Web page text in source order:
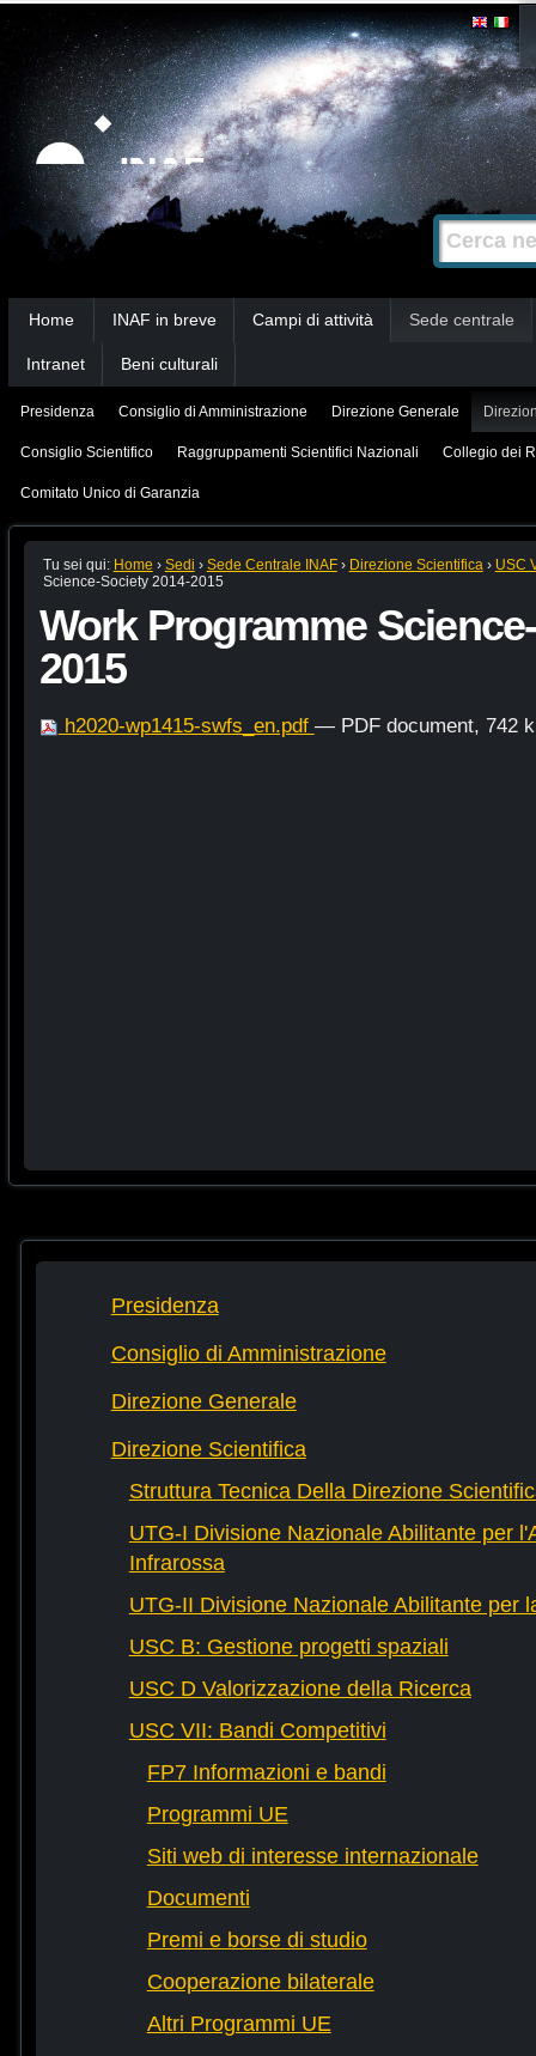
Strumenti
personali
Salta
contenuti.
|
Salta
alla
navigazione
Cerca nel
Ricerca
avanzata…
Home INAF in breve Campi di attività Sede centrale
Intranet Beni culturali
Presidenza Consiglio di Amministrazione Direzione Generale
Consiglio Scientifico Raggruppamenti Scientifici Nazionali Collegio dei
Comitato Unico di Garanzia
Tu sei qui: Home › Sedi › Sede Centrale INAF › Direzione Scientifica › USC
Science-Society 2014-2015
Work Programme
2015
h2020-wp1415-swfs_en.pdf — PDF document, 742
Presidenza
Consiglio di Amministrazione
Direzione Generale
Direzione Scientifica
Struttura Tecnica Della Direzione
UTG-I Divisione Nazionale Abilitante per
Infrarossa
UTG-II Divisione Nazionale Abilitante per
USC B: Gestione progetti spaziali
USC D Valorizzazione della Ricerca
USC VII: Bandi Competitivi
FP7 Informazioni e bandi
Programmi UE
Siti web di interesse internazionale
Documenti
Premi e borse di studio
Cooperazione bilaterale
Altri Programmi UE